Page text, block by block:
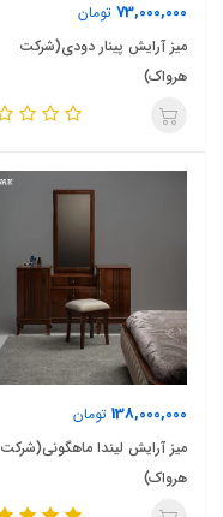
73,000,000 تومان
میز آرایش پینار دودی(شرکت
هرواک)
138,000,000 تومان
میز آرایش لیندا ماهگونی(شرکت
هرواک)